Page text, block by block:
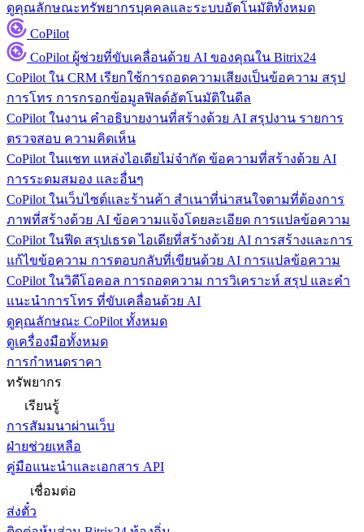
ดูคุณลักษณะทรัพยากรบุคคลและระบบอัตโนมัติทั้งหมด
CoPilot
CoPilot ผู้ช่วยที่ขับเคลื่อนด้วย AI ของคุณใน Bitrix24
CoPilot ใน CRM เรียกใช้การถอดความเสียงเป็นข้อความ สรุป
การโทร การกรอกข้อมูลฟิลด์อัตโนมัติในดีล
CoPilot ในงาน คำอธิบายงานที่สร้างด้วย AI สรุปงาน รายการ
ตรวจสอบ ความคิดเห็น
CoPilot ในแชท แหล่งไอเดียไม่จำกัด ข้อความที่สร้างด้วย AI
การระดมสมอง และอื่นๆ
CoPilot ในเว็บไซต์และร้านค้า สำเนาที่น่าสนใจตามที่ต้องการ
ภาพที่สร้างด้วย AI ข้อความแจ้งโดยละเอียด การแปลข้อความ
CoPilot ในฟีด สรุปเธรด ไอเดียที่สร้างด้วย AI การสร้างและการ
แก้ไขข้อความ การตอบกลับที่เขียนด้วย AI การแปลข้อความ
CoPilot ในวิดีโอคอล การถอดความ การวิเคราะห์ สรุป และคำ
แนะนำการโทร ที่ขับเคลื่อนด้วย AI
ดูคุณลักษณะ CoPilot ทั้งหมด
ดูเครื่องมือทั้งหมด
การกำหนดราคา
ทรัพยากร
เรียนรู้
การสัมมนาผ่านเว็บ
ฝ่ายช่วยเหลือ
คู่มือแนะนำและเอกสาร API
เชื่อมต่อ
ส่งตั๋ว